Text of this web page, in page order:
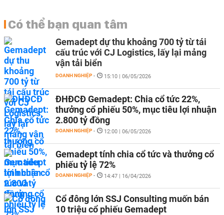
Có thể bạn quan tâm
Gemadept dự thu khoảng 700 tỷ từ tái
cấu trúc với CJ Logistics, lấy lại mảng
vận tải biển
DOANH NGHIỆP - 15:10 | 06/05/2026
ĐHĐCĐ Gemadept: Chia cổ tức 22%,
thưởng cổ phiếu 50%, mục tiêu lợi nhuận
2.800 tỷ đồng
DOANH NGHIỆP - 12:00 | 06/05/2026
Gemadept tính chia cổ tức và thưởng cổ
phiếu tỷ lệ 72%
DOANH NGHIỆP - 14:47 | 16/04/2026
Cổ đông lớn SSJ Consulting muốn bán
10 triệu cổ phiếu Gemadept